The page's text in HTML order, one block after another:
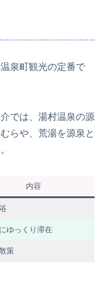
温泉町観光の定番で
では、湯村温泉の源
らや、荒湯を源泉と
内容
ゆっくり滞在
策